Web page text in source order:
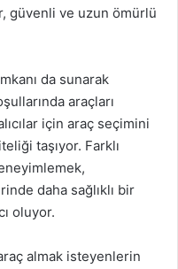
güvenli ve uzun ömürlü
da sunarak
araçları
için araç seçimini
taşıyor. Farklı
daha sağlıklı bir
oluyor.
almak isteyenlerin